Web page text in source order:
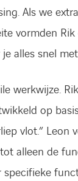
Als we
vormden
alles snel
werkwijze.
op
vlot.” Leon
alleen de